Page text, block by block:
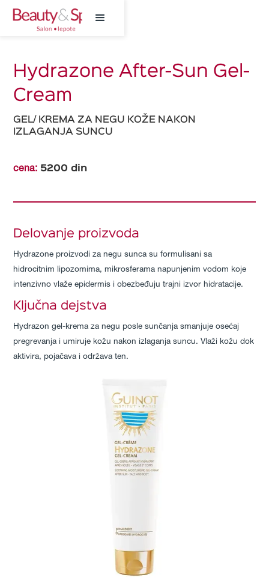
Hydrazone After-Sun Gel-
Cream
GEL/ KREMA ZA NEGU KOŽE NAKON
IZLAGANJA SUNCU
cena: 5200 din
Delovanje proizvoda
Hydrazone proizvodi za negu sunca su formulisani sa
hidrocitnim lipozomima, mikrosferama napunjenim vodom koje
intenzivno vlaže epidermis i obezbeđuju trajni izvor hidratacije.
Ključna dejstva
Hydrazon gel-krema za negu posle sunčanja smanjuje osećaj
pregrevanja i umiruje kožu nakon izlaganja suncu. Vlaži kožu dok
aktivira, pojačava i održava ten.